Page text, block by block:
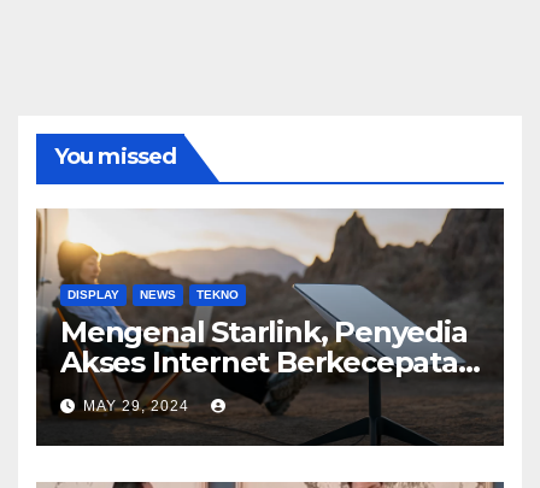
You missed
DISPLAY NEWS TEKNO
Mengenal Starlink, Penyedia
Akses Internet Berkecepatan
Tinggi
MAY 29, 2024